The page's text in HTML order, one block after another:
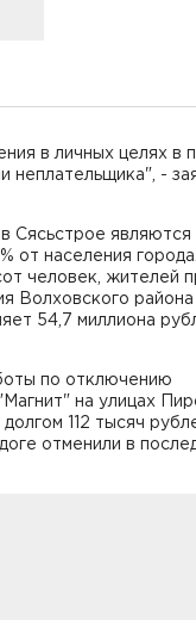
в личных целях в
неплательщика", -
Сясьстрое являются
от населения
человек, жителей
Волховского района
54,7 миллиона
по отключению
на улицах
112 тысяч
отменили в